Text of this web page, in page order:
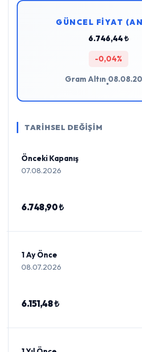
GÜNCEL FİYAT
6.746,44 ₺
-0,04%
Gram Altın
•
TARİHSEL DEĞİŞİM
Önceki Kapanış
07.08.2026
6.748,90 ₺
1 Ay Önce
08.07.2026
6.151,48 ₺